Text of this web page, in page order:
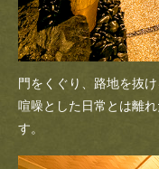
門をくぐり、路地を抜
喧噪とした日常とは離
す。